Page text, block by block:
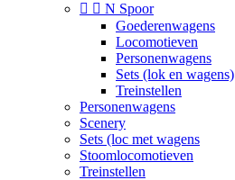
  N Spoor
Goederenwagens
Locomotieven
Personenwagens
Sets (lok en wagens)
Treinstellen
Personenwagens
Scenery
Sets (loc met wagens
Stoomlocomotieven
Treinstellen